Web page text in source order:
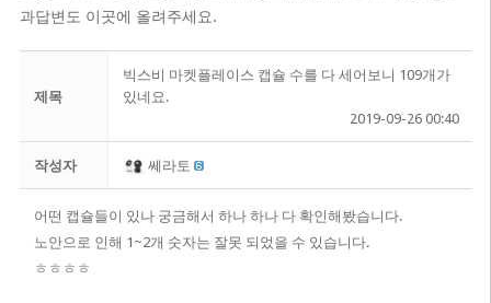
과답변도 이곳에 올려주세요.
제목
빅스비 마켓플레이스 캡슐 수를 다 세어보니 109개가
있네요.
2019-09-26 00:40
작성자 쎄라토
어떤 캡슐들이 있나 궁금해서 하나 하나 다 확인해봤습니다.
​노안으로 인해 1~2개 숫자는 잘못 되었을 수 있습니다.
ㅎㅎㅎㅎ